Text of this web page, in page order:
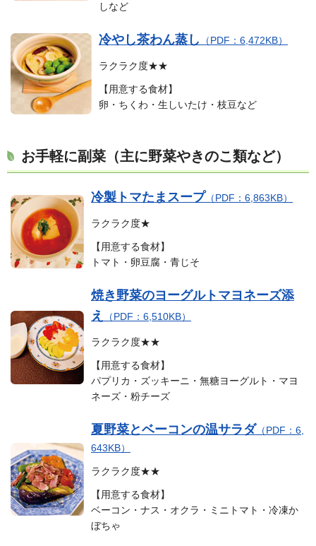
しなど
冷やし茶わん蒸し （PDF：6,472KB）
ラクラク度★★
【用意する食材】
卵・ちくわ・生しいたけ・枝豆など
お手軽に副菜 （主に野菜やきのこ類など）
冷製トマたまスープ （PDF：6,863KB）
ラクラク度★
【用意する食材】
トマト・卵豆腐・青じそ
焼き野菜のヨーグルトマヨネーズ添
え
（PDF：6,510KB）
ラクラク度★★
【用意する食材】
パプリカ・ズッキーニ・無糖ヨーグルト・マヨ
ネーズ・粉チーズ
夏野菜とベーコンの温サラダ （PDF：6,
643KB）
ラクラク度★★
【用意する食材】
ベーコン・ナス・オクラ・ミニトマト・冷凍か
ぼちゃ